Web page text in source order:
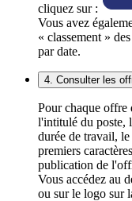
cliquez sur :
Vous avez
« classement »
par date.
4. Consulter les
Pour chaque offre
l'intitulé du poste,
durée de travail,
premiers
publication de
Vous accédez au
ou sur le logo sur